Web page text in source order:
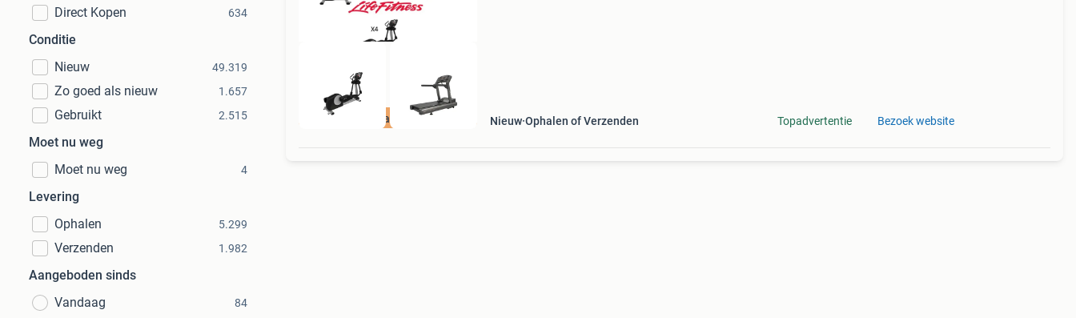
Direct Kopen
634
Conditie
Nieuw
49.319
Zo goed als nieuw 1.657
Gebruikt 2.515
Moet nu weg
Moet nu weg
4
Levering
Ophalen
5.299
Verzenden 1.982
Aangeboden sinds
Vandaag
84
incl Garantie Nieuw Ophalen of Verzenden Topadvertentie Bezoek website